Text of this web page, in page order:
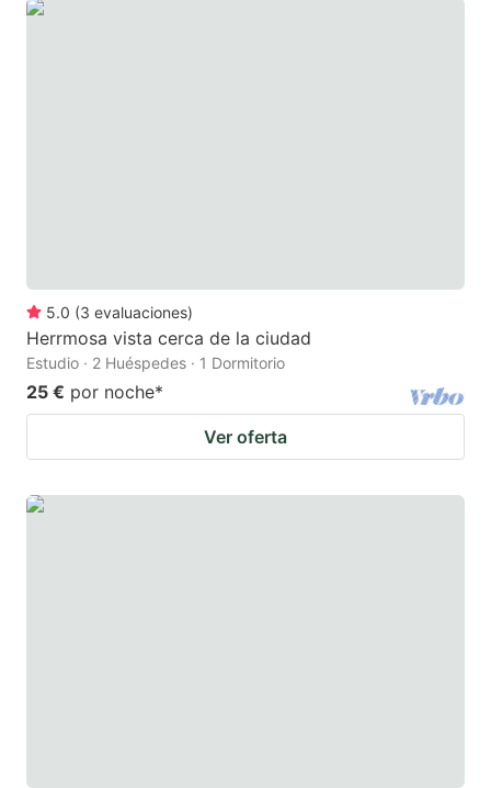
5.0 (3 evaluaciones)
Herrmosa vista cerca de la ciudad
Estudio · 2 Huéspedes · 1 Dormitorio
25 € por noche*
Ver oferta